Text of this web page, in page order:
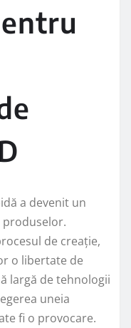
a devenit un
produselor.
de creație,
o libertate de
largă de tehnologii
uneia
fi o provocare.